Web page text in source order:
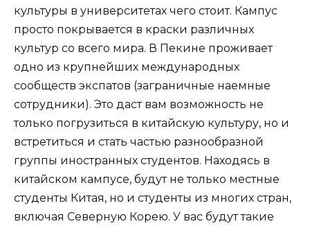
культуры в университетах чего стоит. Кампус
просто покрывается в краски различных
культур со всего мира. В Пекине проживает
одно из крупнейших международных
сообществ экспатов (заграничные наемные
сотрудники). Это даст вам возможность не
только погрузиться в китайскую культуру, но и
встретиться и стать частью разнообразной
группы иностранных студентов. Находясь в
китайском кампусе, будут не только местные
студенты Китая, но и студенты из многих стран,
включая Северную Корею. У вас будут такие